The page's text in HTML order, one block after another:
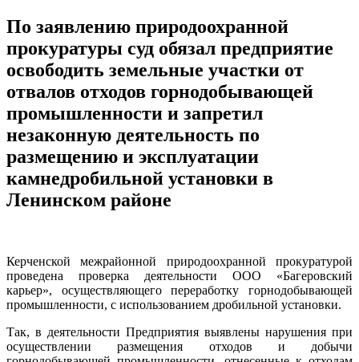
По заявлению природоохранной
прокуратуры суд обязал предприятие
освободить земельные участки от
отвалов отходов горнодобывающей
промышленности и запретил
незаконную деятельность по
размещению и эксплуатации
камнедробильной установки в
Ленинском районе
Керченской межрайонной природоохранной прокуратурой
проведена проверка деятельности ООО «Багеровский
карьер», осуществляющего переработку горнодобывающей
промышленности, с использованием дробильной установки.
Так, в деятельности Предприятия выявлены нарушения при
осуществлении размещения отходов и добычи